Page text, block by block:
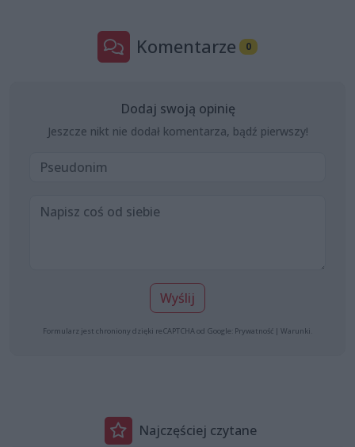
Komentarze 0
Dodaj swoją opinię
Jeszcze nikt nie dodał komentarza, bądź pierwszy!
Wyślij
Formularz jest chroniony dzięki reCAPTCHA od Google: Prywatność | Warunki
Najczęściej czytane